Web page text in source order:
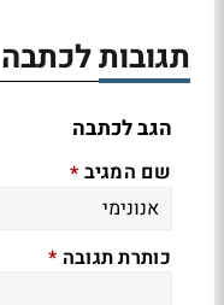
תגובות לכתבה
הגב לכתבה
שם המגיב *
כותרת תגובה *